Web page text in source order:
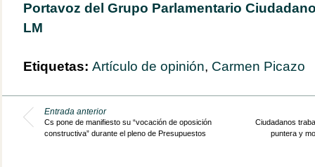
Portavoz del Grupo Parlamentario
LM
Etiquetas: Artículo de opinión, Carmen Picazo
Entrada anterior
Cs pone de manifiesto su “vocación de oposición
constructiva” durante el pleno de Presupuestos
Ciudadanos
puntera y